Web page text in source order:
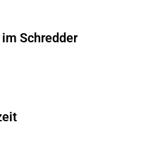
Schredder